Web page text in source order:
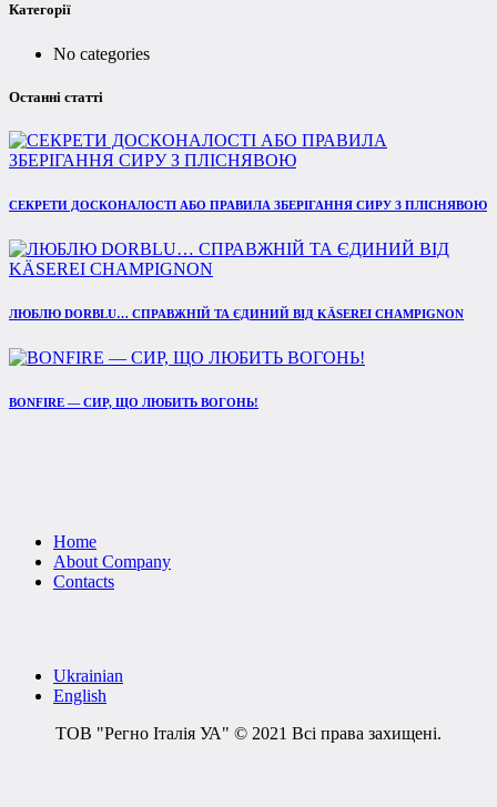
Категорії
No categories
Останні статті
СЕКРЕТИ ДОСКОНАЛОСТІ АБО ПРАВИЛА ЗБЕРІГАННЯ СИРУ З ПЛІСНЯВОЮ
ЛЮБЛЮ DORBLU… СПРАВЖНІЙ ТА ЄДИНИЙ ВІД KÄSEREI CHAMPIGNON
BONFIRE — СИР, ЩО ЛЮБИТЬ ВОГОНЬ!
Home
About Company
Contacts
Ukrainian
English
ТОВ "Регно Італія УА" © 2021 Всі права захищені.